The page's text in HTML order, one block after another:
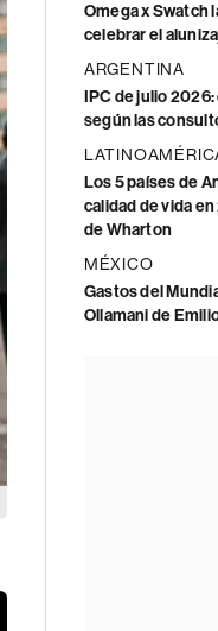
Omega x Swatch
celebrar el
ARGENTINA
IPC de julio
según las
Los 5 países de
calidad de vida
de Wharton
MÉXICO
Gastos del
Ollamani de